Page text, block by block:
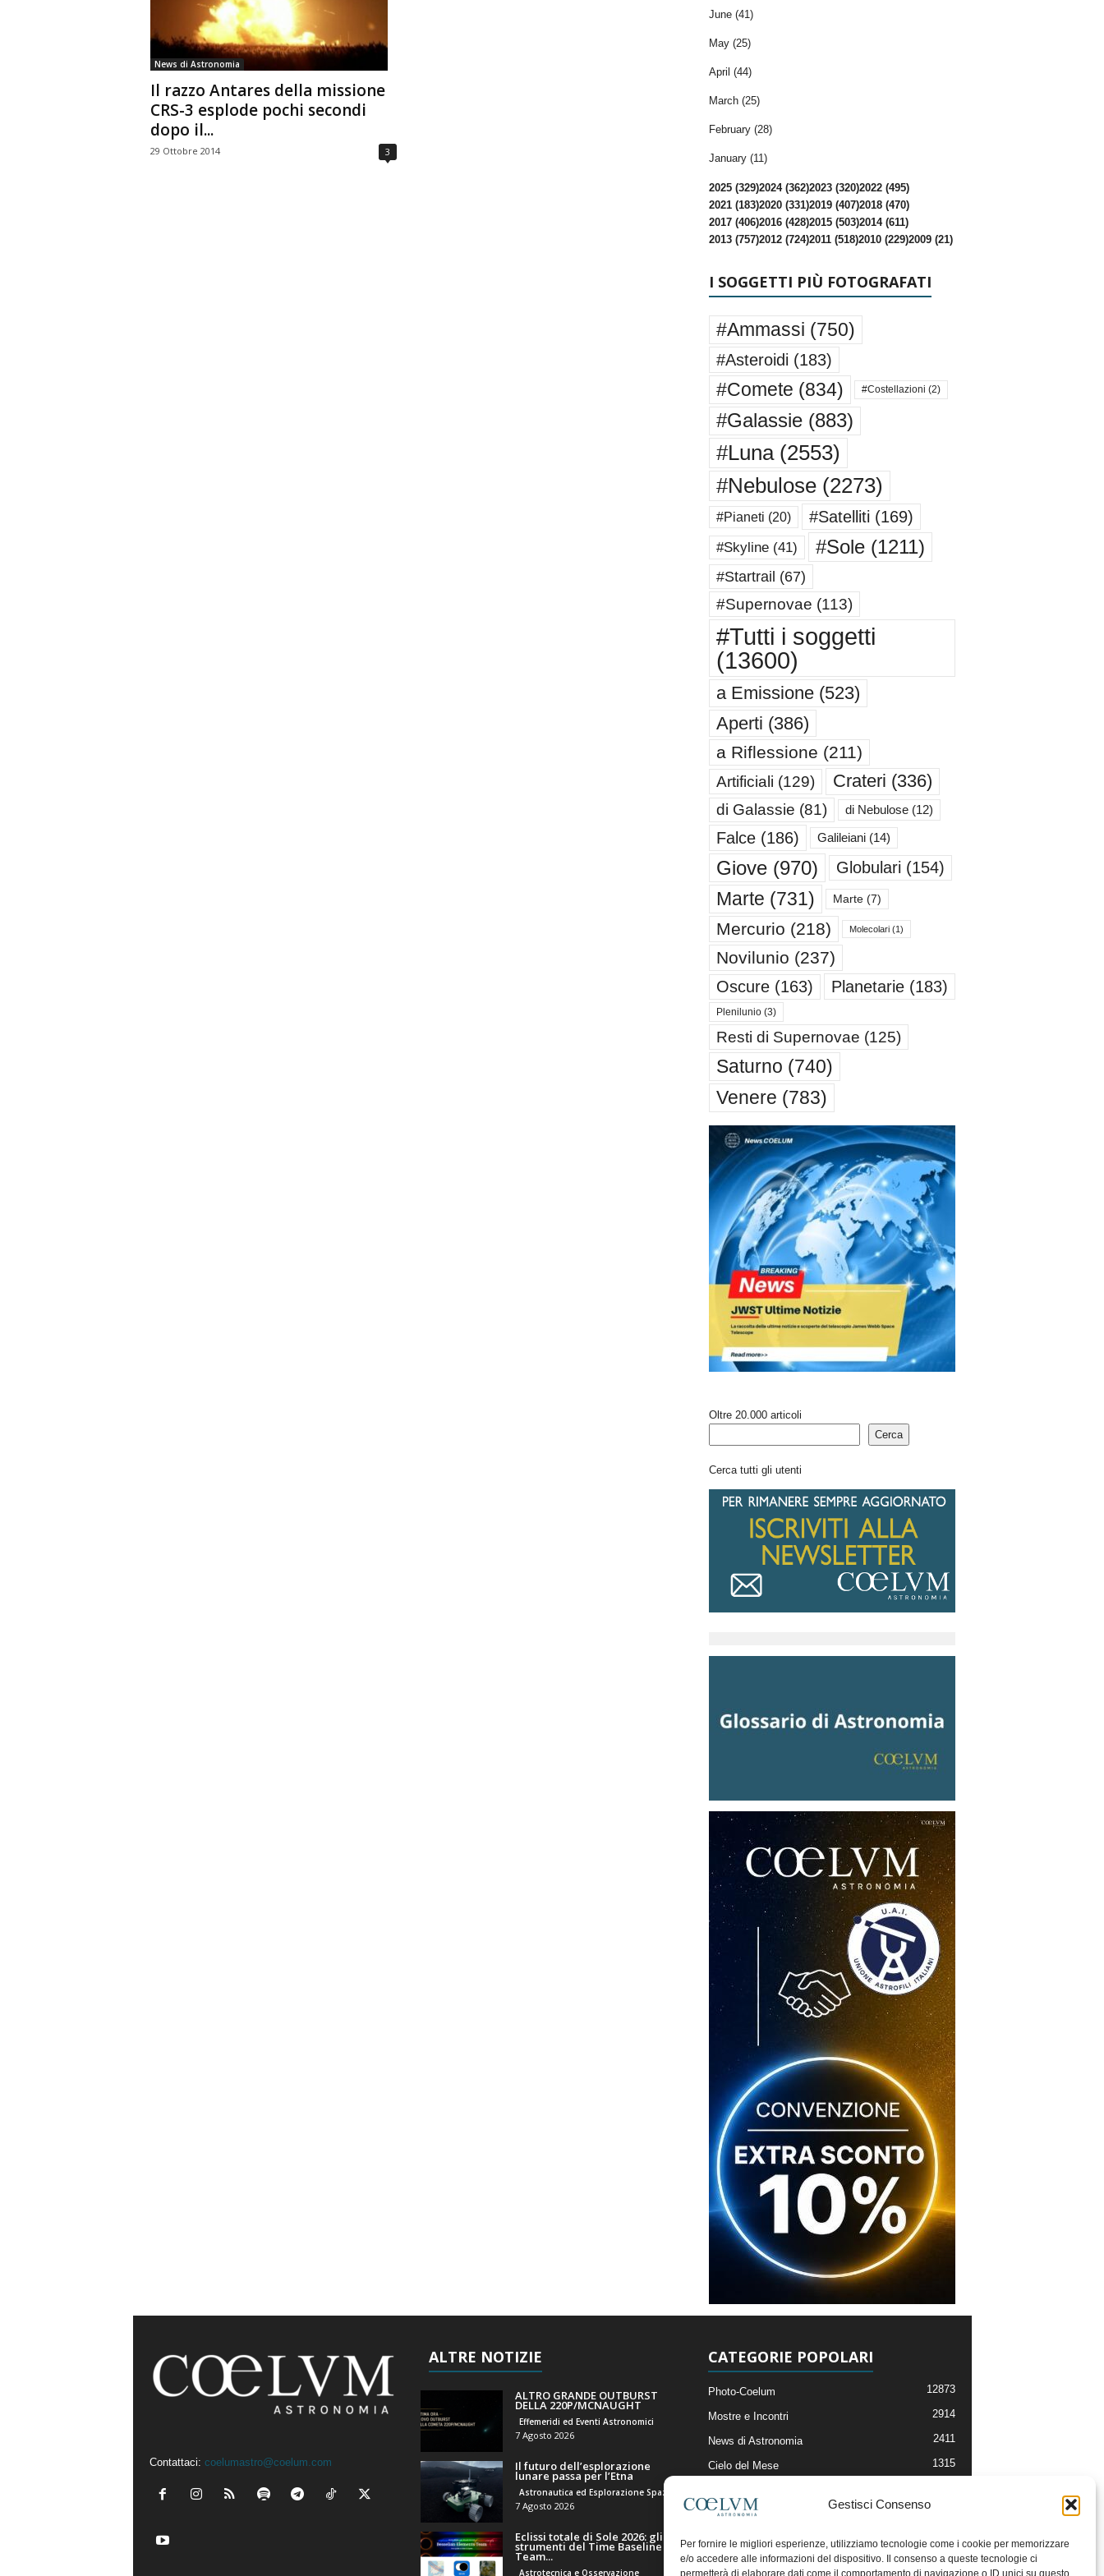
Gestisci Consenso
Per fornire le migliori esperienze, utilizziamo tecnologie come i cookie per memorizzare
e/o accedere alle informazioni del dispositivo. Il consenso a queste tecnologie ci
permetterà di elaborare dati come il comportamento di navigazione o ID unici su questo
o
m
i
a
News di Astronomia
Il razzo Antares della missione
CRS-3 esplode pochi secondi
dopo il...
29 Ottobre 2014 3
June (41)
May (25)
April (44)
March (25)
February (28)
January (11)
2025 (329)2024 (362)2023 (320)2022 (495)
2021 (183)2020 (331)2019 (407)2018 (470)
2017 (406)2016 (428)2015 (503)2014 (611)
2013 (757)2012 (724)2011 (518)2010 (229)2009 (21)
I SOGGETTI PIÙ FOTOGRAFATI
#Ammassi (750)
#Asteroidi (183)
#Comete (834) #Costellazioni (2)
#Galassie(883)
#Luna(2553)
#Nebulose(2273)
#Pianeti (20) #Satelliti (169)
#Skyline(41) #Sole(1211)
#Startrail (67)
#Supernovae (113)
#Tutti i soggetti
(13600)
a Emissione(523)
Aperti (386)
a Riflessione (211)
Artificiali (129) Crateri (336)
di Galassie (81) di Nebulose(12)
Falce(186) Galileiani(14)
Giove(970) Globulari (154)
Marte (731) Marte(7)
Mercurio (218) Molecolari(1)
Novilunio (237)
Oscure(163) Planetarie(183)
Plenilunio(3)
Resti di Supernovae (125)
Saturno (740)
Venere (783)
Oltre 20.000 articoli
Cerca
Cerca tutti gli utenti
Contattaci: coelumastro@coelum.com
ALTRE NOTIZIE
ALTRO GRANDE OUTBURST
DELLA 220P/MCNAUGHT
Effemeridi ed Eventi Astronomici
7 Agosto 2026
Il futuro dell’esplorazione
lunare passa per l’Etna
7 Agosto 2026
Eclissi totale di Sole 2026: gli
strumenti del Time Baseline
Team...
Astrotecnica e Osservazione
CATEGORIE POPOLARI
Photo-Coelum 12873
Mostre e Incontri 2914
News di Astronomia 2411
Cielo del Mese 1315
Articoli e Risorse On-Line
Il Blog della Redazione